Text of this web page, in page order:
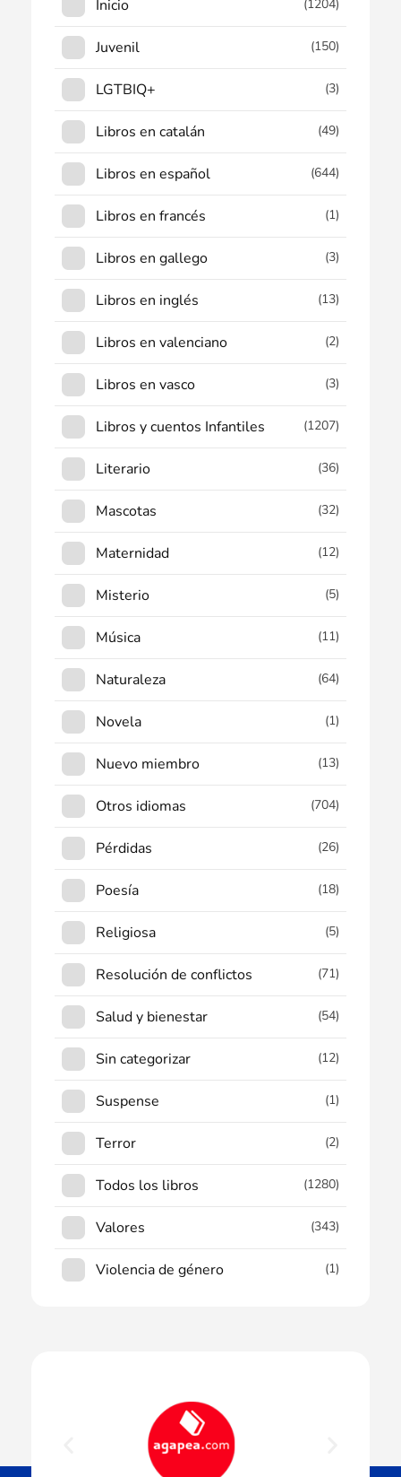
Inicio (1204)
Juvenil (150)
LGTBIQ+ (3)
Libros en catalán (49)
Libros en español (644)
Libros en francés (1)
Libros en gallego (3)
Libros en inglés (13)
Libros en valenciano (2)
Libros en vasco (3)
Libros y cuentos Infantiles (1207)
Literario (36)
Mascotas (32)
Maternidad (12)
Misterio (5)
Música (11)
Naturaleza (64)
Novela (1)
Nuevo miembro (13)
Otros idiomas (704)
Pérdidas (26)
Poesía (18)
Religiosa (5)
Resolución de conflictos (71)
Salud y bienestar (54)
Sin categorizar (12)
Suspense (1)
Terror (2)
Todos los libros (1280)
Valores (343)
Violencia de género (1)